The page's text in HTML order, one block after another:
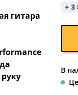
гитара
да
+ 3
В